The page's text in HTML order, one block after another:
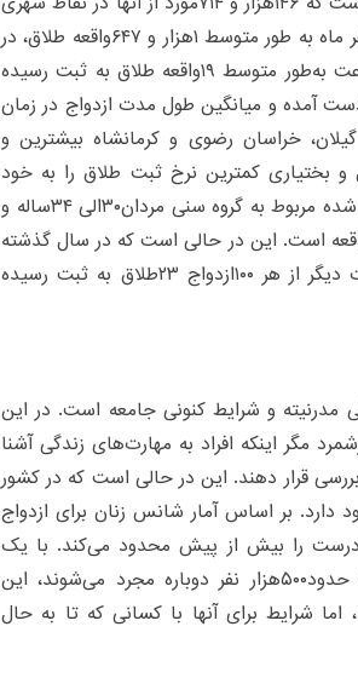
و۱۷هزار و ۵۱مورد از‌ آنها در نقاط روستایی بوده است. در هر ماه به طور متوسط ۱هزار و ۶۴۷واقعه طلاق، در
هر شبانه روز به طور متوسط ۴۴۹ واقعه طلاق و در هر ساعت به‌طور متوسط ۱۹واقعه طلاق به ثبت رسیده
ثبت طلاق در کشور۱/۲ در هزار به‌دست آمده و میانگین طول مدت ازدواج در زمان
البرز و گیلان، خراسان رضوی و کرمانشاه بیشترین و
و بختیاری کمترین نرخ ثبت طلاق را به خود
اختصاص داد‌ه‌ اند. در سال ۹۴بیشترین ترکیب طلاق ثبت شده مربوط به گروه سنی مردان۳۰الی ۳۴ساله و
۲۵تا ۲۹ساله بوده که تعداد آن برابر با ۱۶هزار و ۲۸۶ واقعه است. این در حالی است که در سال گذشته
نسبت ازدواج به طلاق‌های ثبت شده ۲/۴ است. به عبارت دیگر از هر ۱۰۰ازدواج ۲۳طلاق به ثبت رسیده
و شرایط کنونی جامعه است. در این
مگر اینکه افراد به مهارت‌های زندگی آشنا
قرار دهند. این در حالی است که در کشور
دارد. بر اساس آمار شانس زنان برای ازدواج
را بیش از پیش محدود می‌کند. با یک
حساب سرانگشتی می‌توان گفت که سالانه در کشور ما حدود۵۰۰هزار نفر دوباره مجرد می‌شوند، این
قرار می‌گیرند، اما شرایط برای آنها با کسانی که تا به حال